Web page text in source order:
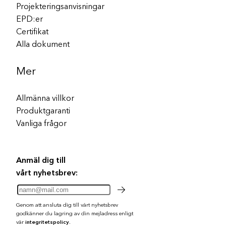
Projekteringsanvisningar
EPD:er
Certifikat
Alla dokument
Mer
Allmänna villkor
Produktgaranti
Vanliga frågor
Anmäl dig till
vårt nyhetsbrev:
Genom att ansluta dig till vårt nyhetsbrev
godkänner du lagring av din mejladress enligt
vår integritetspolicy.